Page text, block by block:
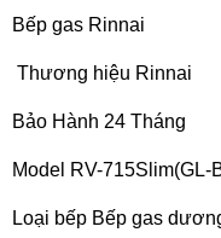
Bếp gas Rinnai
Thương hiệu Rinnai
Bảo Hành 24 Tháng
Model RV-715Slim(GL-
Loại bếp Bếp gas